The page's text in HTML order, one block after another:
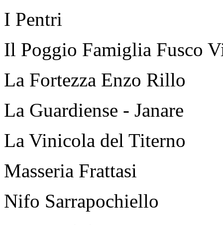
I Pentri
Il Poggio Famiglia Fusco
La Fortezza Enzo Rillo
La Guardiense - Janare
La Vinicola del Titerno
Masseria Frattasi
Nifo Sarrapochiello